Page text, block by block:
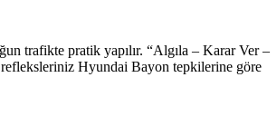
trafikte pratik yapılır. “Algıla – Karar Ver –
Hyundai Bayon tepkilerine göre